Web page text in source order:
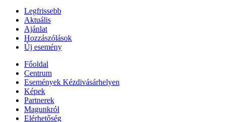
Legfrissebb
Aktuális
Ajánlat
Hozzászólások
Új esemény
Főoldal
Centrum
Események Kézdivásárhelyen
Képek
Partnerek
Magunkról
Elérhetőség